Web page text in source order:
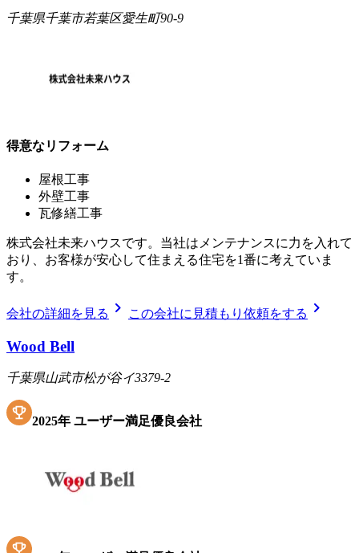
千葉県千葉市若葉区愛生町90-9
得意なリフォーム
屋根工事
外壁工事
瓦修繕工事
株式会社未来ハウスです。当社はメンテナンスに力を入れて
おり、お客様が安心して住まえる住宅を1番に考えていま
す。
会社の詳細を見る chevron_right この会社に見積もり依頼をする chevron_right
Wood Bell
千葉県山武市松が谷イ3379-2
2025年 ユーザー満足優良会社